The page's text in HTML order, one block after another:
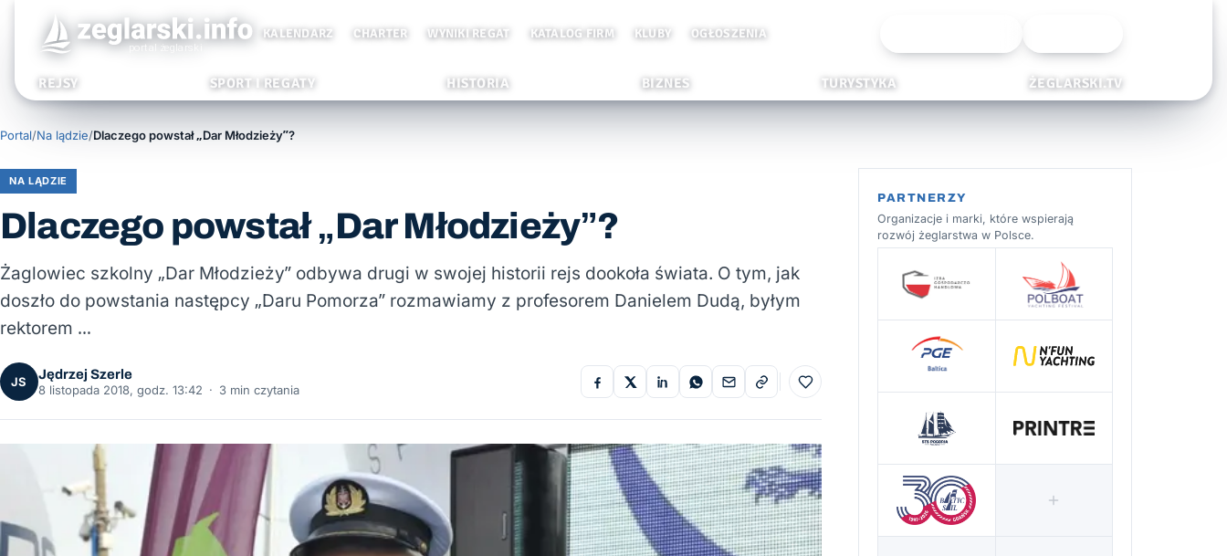
KALENDARZ CHARTER WYNIKI REGAT KATALOG FIRM KLUBY OGŁOSZENIA
REJSY SPORT I REGATY HISTORIA BIZNES TURYSTYKA ŻEGLARSKI.TV
Portal/Na lądzie/Dlaczego powstał „Dar Młodzieży”?
NA LĄDZIE
Dlaczego powstał „Dar Młodzieży”?
Żaglowiec szkolny „Dar Młodzieży” odbywa drugi w swojej historii rejs dookoła świata. O tym, jak
doszło do powstania następcy „Daru Pomorza” rozmawiamy z profesorem Danielem Dudą, byłym
rektorem …
JS
Jędrzej Szerle
8 listopada 2018, godz. 13:42 · 3 min czytania Do ulubionych
PARTNERZY
Organizacje i marki, które wspierają
rozwój żeglarstwa w Polsce.